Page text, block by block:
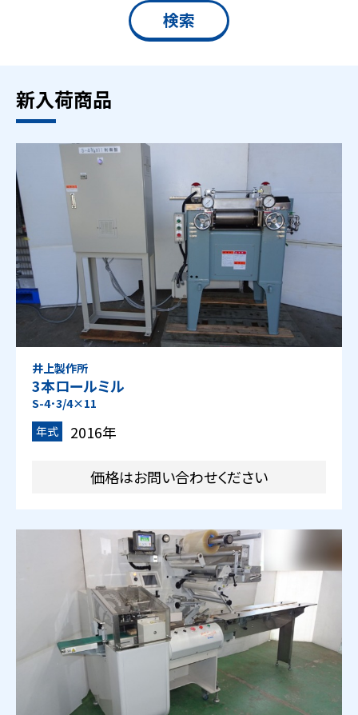
新入荷商品
井上製作所
3本ロールミル
S-4･3/4×11
年式
2016年
価格はお問い合わせください